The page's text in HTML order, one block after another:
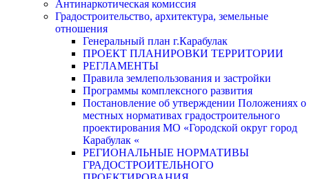
Антинаркотическая комиссия
Градостроительство, архитектура, земельные
отношения
Генеральный план г.Карабулак
ПРОЕКТ ПЛАНИРОВКИ ТЕРРИТОРИИ
РЕГЛАМЕНТЫ
Правила землепользования и застройки
Программы комплексного развития
Постановление об утверждении Положениях о
местных нормативах градостроительного
проектирования МО «Городской округ город
Карабулак «
РЕГИОНАЛЬНЫЕ НОРМАТИВЫ
ГРАДОСТРОИТЕЛЬНОГО